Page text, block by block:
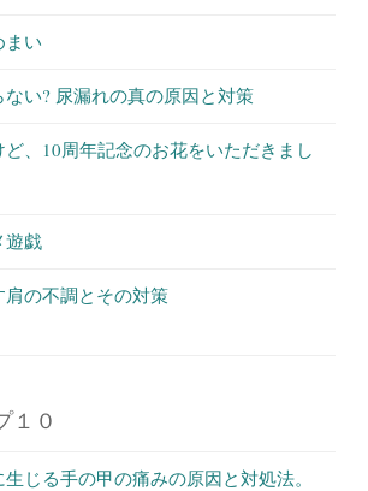
まい
い? 尿漏れの真の原因と対策
ど、10周年記念のお花をいただきまし
戯
の不調とその対策
１０
じる手の甲の痛みの原因と対処法。